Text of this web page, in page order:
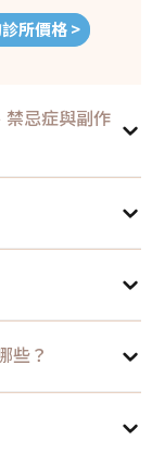
所價格 >
忌症與副作
些？